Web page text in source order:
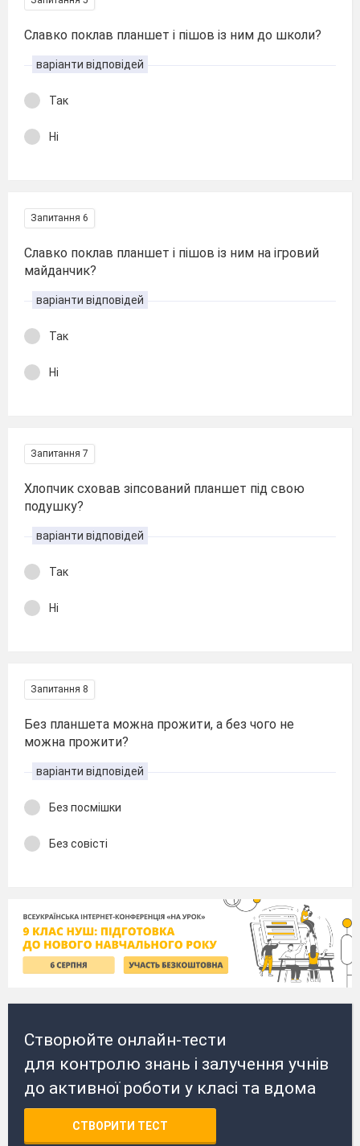
Славко поклав планшет і пішов із ним до школи?
варіанти відповідей
Так
Ні
Запитання 6
Славко поклав планшет і пішов із ним на ігровий
майданчик?
варіанти відповідей
Так
Ні
Запитання 7
Хлопчик сховав зіпсований планшет під свою
подушку?
варіанти відповідей
Так
Ні
Запитання 8
Без планшета можна прожити, а без чого не
можна прожити?
варіанти відповідей
Без посмішки
Без совісті
Створюйте онлайн-тести
для контролю знань і залучення учнів
до активної роботи у класі та вдома
СТВОРИТИ ТЕСТ